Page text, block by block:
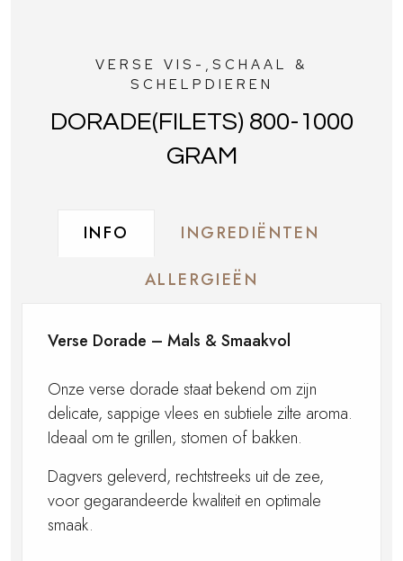
VERSE VIS-,SCHAAL &
SCHELPDIEREN
DORADE(FILETS) 800-1000
GRAM
INFO
INGREDIËNTEN
ALLERGIEËN
Verse Dorade – Mals & Smaakvol
Onze verse dorade staat bekend om zijn
delicate, sappige vlees en subtiele zilte aroma.
Ideaal om te grillen, stomen of bakken.
Dagvers geleverd, rechtstreeks uit de zee,
voor gegarandeerde kwaliteit en optimale
smaak.